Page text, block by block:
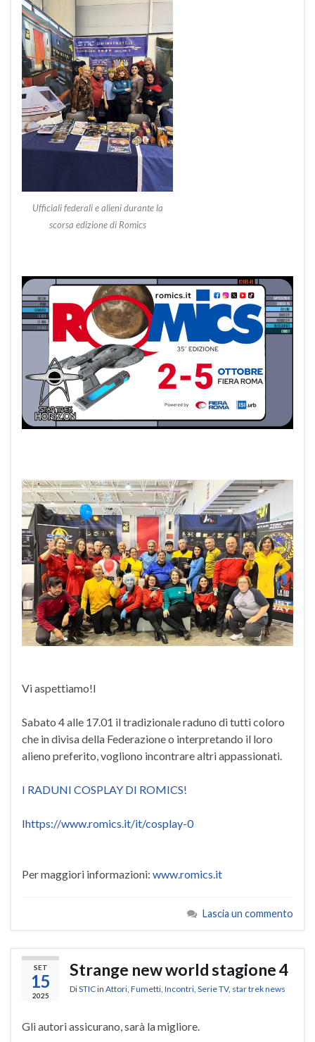
Ufficiali federali e alieni durante la
scorsa edizione di Romics
Vi aspettiamo!l
Sabato 4 alle 17.01 il tradizionale raduno di tutti coloro
che in divisa della Federazione o interpretando il loro
alieno preferito, vogliono incontrare altri appassionati.
I RADUNI COSPLAY DI ROMICS!
Ihttps://www.romics.it/it/cosplay-0
Per maggiori informazioni: www.romics.it
Lascia un commento
SET
15
2025
Strange new world stagione 4
DiSTICin Attori Fumetti Incontri Serie TV, star trek news
Gli autori assicurano, sarà la migliore.